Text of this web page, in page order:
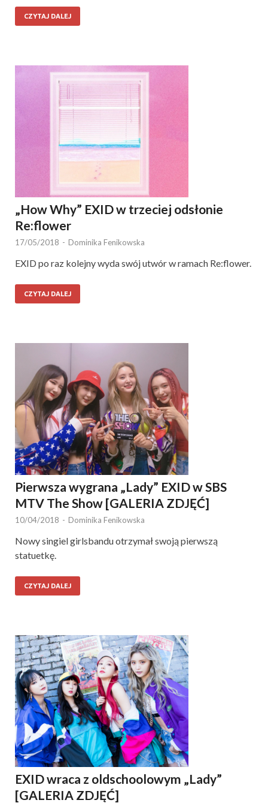
CZYTAJ DALEJ
„How Why” EXID w trzeciej odsłonie
Re:flower
17/05/2018 - Dominika Fenikowska
EXID po raz kolejny wyda swój utwór w ramach Re:flower.
CZYTAJ DALEJ
Pierwsza wygrana „Lady” EXID w SBS
MTV The Show [GALERIA ZDJĘĆ]
10/04/2018 - Dominika Fenikowska
Nowy singiel girlsbandu otrzymał swoją pierwszą
statuetkę.
CZYTAJ DALEJ
EXID wraca z oldschoolowym „Lady”
[GALERIA ZDJĘĆ]